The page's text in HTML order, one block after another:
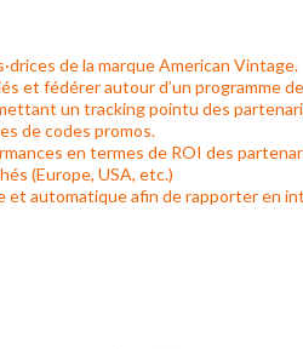
de la marque American Vintage.
et fédérer autour d’un programme
un tracking pointu des
de codes promos.
en termes de ROI des
(Europe, USA, etc.)
et automatique afin de rapporter en